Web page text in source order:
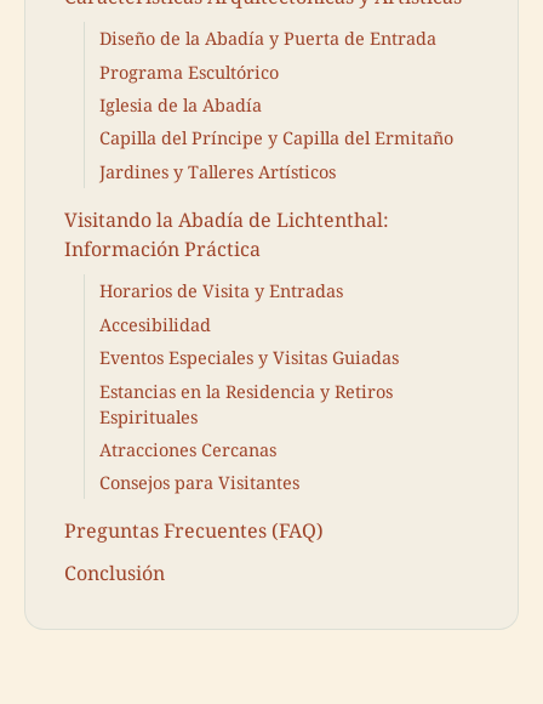
Diseño de la Abadía y Puerta de Entrada
Programa Escultórico
Iglesia de la Abadía
Capilla del Príncipe y Capilla del Ermitaño
Jardines y Talleres Artísticos
Visitando la Abadía de Lichtenthal:
Información Práctica
Horarios de Visita y Entradas
Accesibilidad
Eventos Especiales y Visitas Guiadas
Estancias en la Residencia y Retiros
Espirituales
Atracciones Cercanas
Consejos para Visitantes
Preguntas Frecuentes (FAQ)
Conclusión